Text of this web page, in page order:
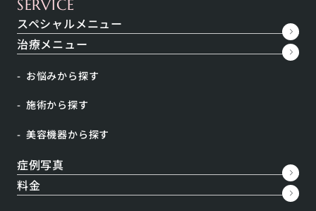
SERVICE
スペシャルメニュー
治療メニュー
お悩みから探す
施術から探す
美容機器から探す
症例写真
料金
INDEX
なぜPRPは効果あるの？
気になるPRPの費用は？
PRP療法の目の下への効果はどうなの？
PRP療法が大阪で受けられるクリニックは？